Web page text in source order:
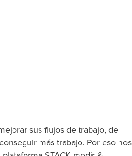
sus flujos de trabajo, de
más trabajo. Por eso nos